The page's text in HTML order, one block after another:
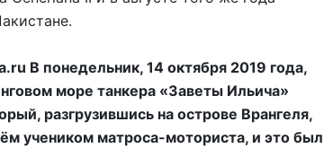
В понедельник, 14 октября 2019 года,
море танкера «Заветы Ильича»
разгрузившись на острове Врангеля,
учеником матроса-моториста, и это был